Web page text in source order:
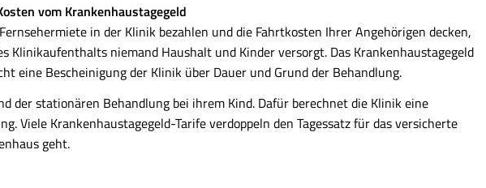
vom Krankenhaustagegeld
in der Klinik bezahlen und die Fahrtkosten Ihrer Angehörigen decken,
Klinikaufenthalts niemand Haushalt und Kinder versorgt. Das Krankenhaustagegeld
eine Bescheinigung der Klinik über Dauer und Grund der Behandlung.
der stationären Behandlung bei ihrem Kind. Dafür berechnet die Klinik eine
Viele Krankenhaustagegeld-Tarife verdoppeln den Tagessatz für das versicherte
geht.